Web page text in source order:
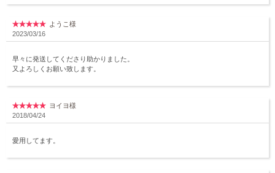
ようこ様
2023/03/16
早々に発送してくださり助かりました。
又よろしくお願い致します。
ヨイヨ様
2018/04/24
愛用してます。